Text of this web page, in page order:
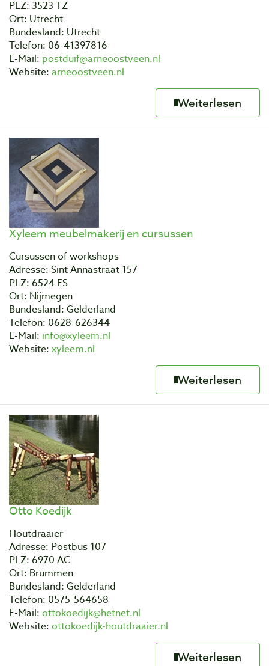
PLZ: 3523 TZ
Ort: Utrecht
Bundesland: Utrecht
Telefon: 06-41397816
E-Mail: postduif@arneoostveen.nl
Website: arneoostveen.nl
Weiterlesen
Xyleem meubelmakerij en cursussen
Cursussen of workshops
Adresse: Sint Annastraat 157
PLZ: 6524 ES
Ort: Nijmegen
Bundesland: Gelderland
Telefon: 0628-626344
E-Mail: info@xyleem.nl
Website: xyleem.nl
Weiterlesen
Otto Koedijk
Houtdraaier
Adresse: Postbus 107
PLZ: 6970 AC
Ort: Brummen
Bundesland: Gelderland
Telefon: 0575-564658
E-Mail: ottokoedijk@hetnet.nl
Website: ottokoedijk-houtdraaier.nl
Weiterlesen